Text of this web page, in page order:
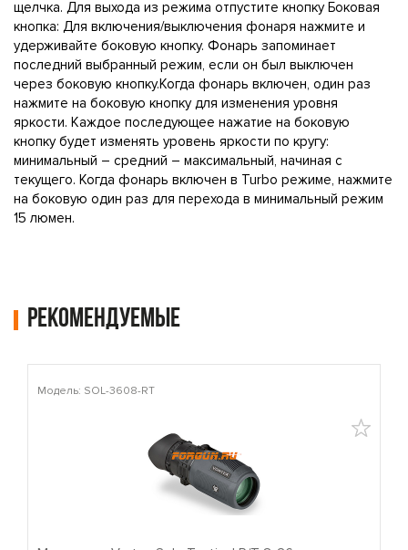
щелчка. Для выхода из режима отпустите кнопку Боковая
кнопка: Для включения/выключения фонаря нажмите и
удерживайте боковую кнопку. Фонарь запоминает
последний выбранный режим, если он был выключен
через боковую кнопку.Когда фонарь включен, один раз
нажмите на боковую кнопку для изменения уровня
яркости. Каждое последующее нажатие на боковую
кнопку будет изменять уровень яркости по кругу:
минимальный – средний – максимальный, начиная с
текущего. Когда фонарь включен в Turbo режиме, нажмите
на боковую один раз для перехода в минимальный режим
15 люмен.
Рекомендуемые
Модель: SOL-3608-RT